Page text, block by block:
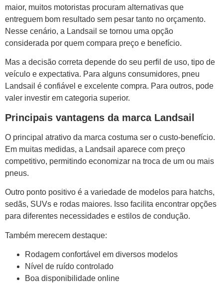
maior, muitos motoristas procuram alternativas que
entreguem bom resultado sem pesar tanto no orçamento.
Nesse cenário, a Landsail se tornou uma opção
considerada por quem compara preço e benefício.
Mas a decisão correta depende do seu perfil de uso, tipo de
veículo e expectativa. Para alguns consumidores, pneu
Landsail é confiável e excelente compra. Para outros, pode
valer investir em categoria superior.
Principais vantagens da marca Landsail
O principal atrativo da marca costuma ser o custo-benefício.
Em muitas medidas, a Landsail aparece com preço
competitivo, permitindo economizar na troca de um ou mais
pneus.
Outro ponto positivo é a variedade de modelos para hatchs,
sedãs, SUVs e rodas maiores. Isso facilita encontrar opções
para diferentes necessidades e estilos de condução.
Também merecem destaque:
Rodagem confortável em diversos modelos
Nível de ruído controlado
Boa disponibilidade online